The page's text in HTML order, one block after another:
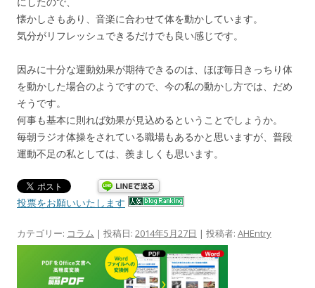
懐かしさもあり、音楽に合わせて体を動かしています。
気分がリフレッシュできるだけでも良い感じです。
因みに十分な運動効果が期待できるのは、ほぼ毎日きっちり体
を動かした場合のようですので、今の私の動かし方では、だめ
そうです。
何事も基本に則れば効果が見込めるということでしょうか。
毎朝ラジオ体操をされている職場もあるかと思いますが、普段
運動不足の私としては、羨ましくも思います。
投票をお願いいたします
カテゴリー: コラム | 投稿日: 2014年5月27日 | 投稿者: AHEntry